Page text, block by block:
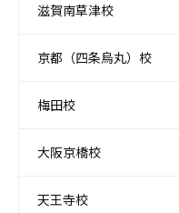
滋賀南草津校
京都（四条烏丸）校
梅田校
大阪京橋校
天王寺校